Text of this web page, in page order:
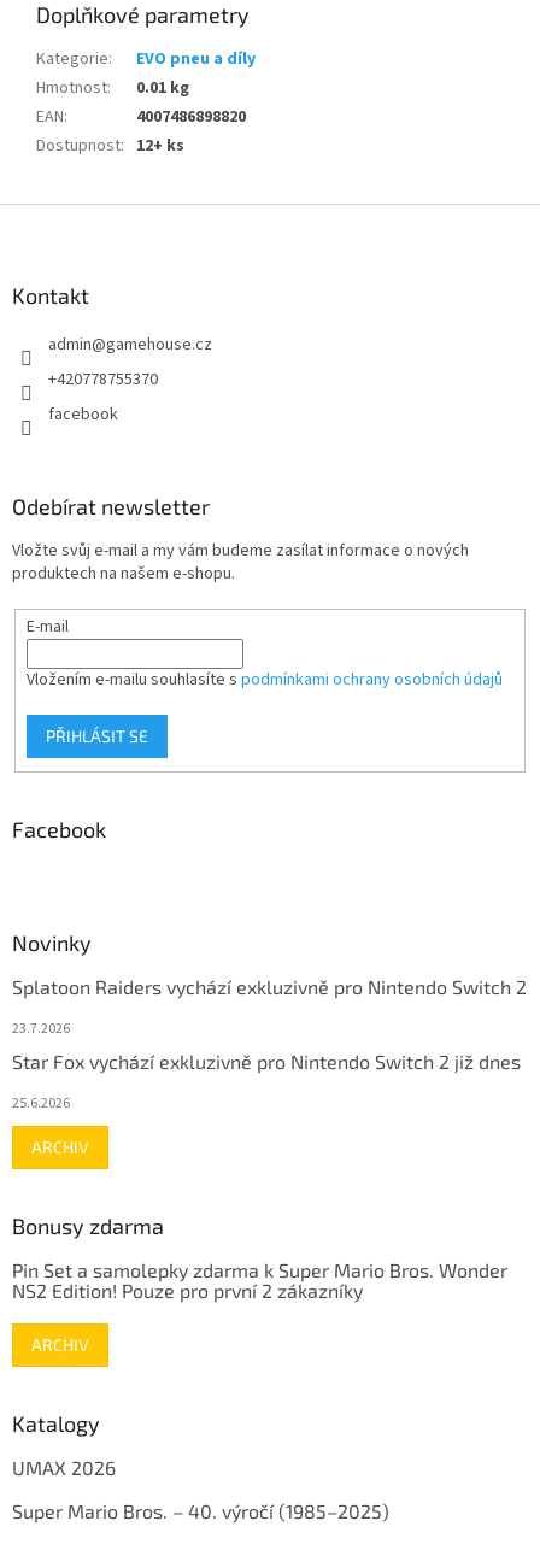
Doplňkové parametry
Kategorie:
EVO pneu a díly
Hmotnost:
0.01 kg
EAN:
4007486898820
Dostupnost: 12+ ks
Kontakt
admin@gamehouse.cz
+420778755370
facebook
Odebírat newsletter
Vložte svůj e-mail a my vám budeme zasílat informace o nových
produktech na našem e-shopu.
E-mail
Vložením e-mailu souhlasíte s podmínkami ochrany osobních údajů
PŘIHLÁSIT SE
Facebook
Novinky
Splatoon Raiders vychází exkluzivně pro Nintendo Switch 2
23.7.2026
Star Fox vychází exkluzivně pro Nintendo Switch 2 již dnes
25.6.2026
ARCHIV
Bonusy zdarma
Pin Set a samolepky zdarma k Super Mario Bros. Wonder
NS2 Edition! Pouze pro první 2 zákazníky
ARCHIV
Katalogy
UMAX 2026
Super Mario Bros. – 40. výročí (1985–2025)